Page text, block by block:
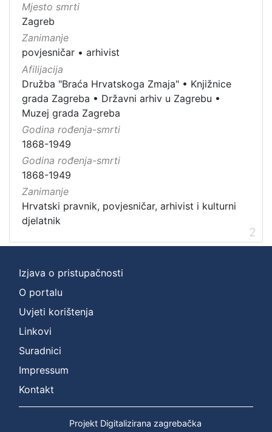
Mjesto smrti
Zagreb
Zanimanje
povjesničar • arhivist
Afilijacija
Družba "Braća Hrvatskoga Zmaja" • Knjižnice
grada Zagreba • Državni arhiv u Zagrebu •
Muzej grada Zagreba
Godina rođenja-smrti
1868-1949
Godina rođenja-smrti
1868-1949
Zanimanje
Hrvatski pravnik, povjesničar, arhivist i kulturni
djelatnik
2
Izjava o pristupačnosti
O portalu
Uvjeti korištenja
Linkovi
Suradnici
Impressum
Kontakt
Projekt Digitalizirana zagrebačka